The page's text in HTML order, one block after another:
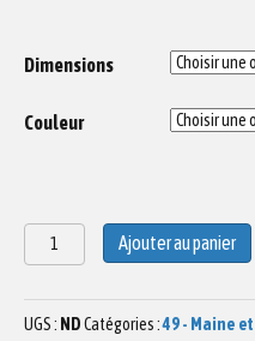
Dimensions
Couleur
quantité
de
Théâtre
à
Ajouter au panier
UGS : NDCatégories :49 - Maine